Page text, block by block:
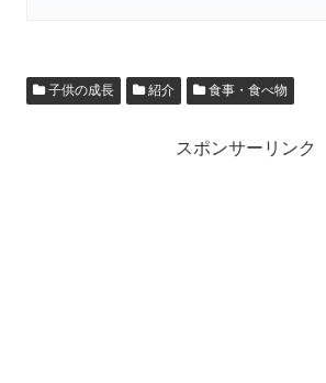
子供の成長 紹介 食事・食べ物
スポンサーリンク